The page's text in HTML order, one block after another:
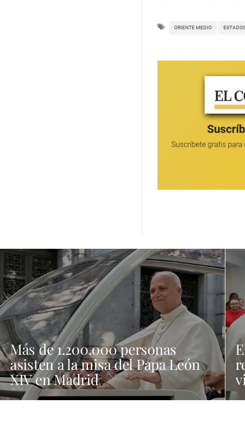
ORIENTE MEDIO
Más de 1.200.000 personas
asisten a la misa del Papa León
XIV en Madrid